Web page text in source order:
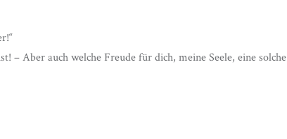
– Aber auch welche Freude für dich, meine Seele, eine solche